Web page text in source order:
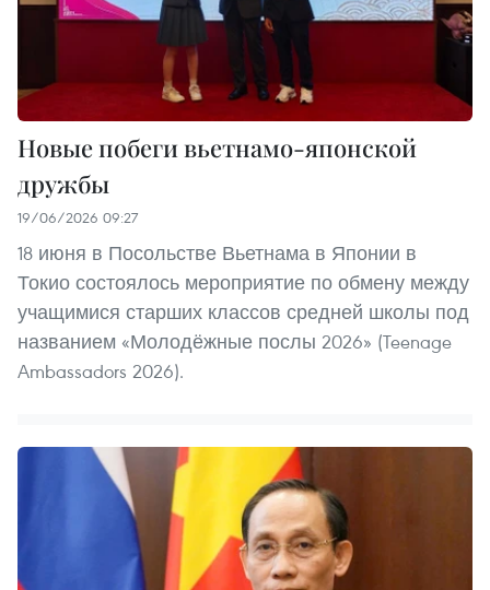
Новые побеги вьетнамо-японской
дружбы
19/06/2026 09:27
18 июня в Посольстве Вьетнама в Японии в
Токио состоялось мероприятие по обмену между
учащимися старших классов средней школы под
названием «Молодёжные послы 2026» (Teenage
Ambassadors 2026).